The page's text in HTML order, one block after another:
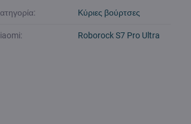
Κύριες βούρτσες
Roborock S7 Pro Ultra